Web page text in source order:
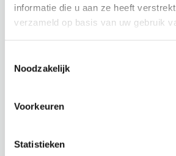
informatie die u aan ze heeft
verzameld op basis van uw gebruik
Noodzakelijk
Voorkeuren
Statistieken
Lidmaatschap
Veelgestelde vragen
Over de stichting FFP